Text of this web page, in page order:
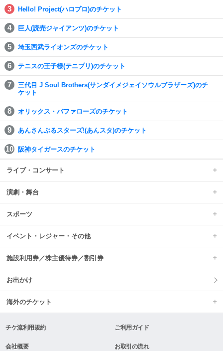
Hello! Project(ハロプロ)のチケット
巨人(読売ジャイアンツ)のチケット
埼玉西武ライオンズのチケット
テニスの王子様(テニプリ)のチケット
三代目 J Soul Brothers(サンダイメジェイソウルブラザーズ)のチ
ケット
オリックス・バファローズのチケット
あんさんぶるスターズ!(あんスタ)のチケット
阪神タイガースのチケット
ライブ・コンサート
演劇・舞台
スポーツ
イベント・レジャー・その他
施設利用券／株主優待券／割引券
お出かけ
海外のチケット
チケ流利用規約 ご利用ガイド
会社概要 お取引の流れ